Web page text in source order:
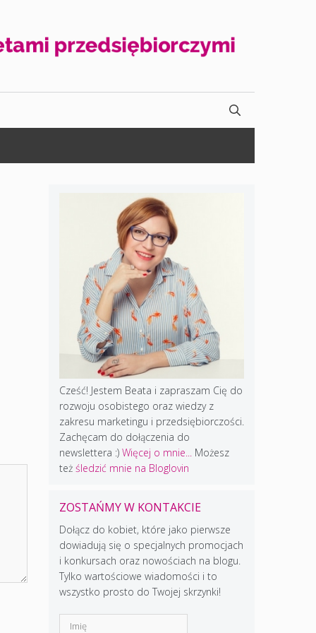
Cześć! Jestem Beata i zapraszam Cię do
rozwoju osobistego oraz wiedzy z
zakresu marketingu i przedsiębiorczości.
Zachęcam do dołączenia do
newslettera :) Więcej o mnie...
Możesz
też śledzić mnie na Bloglovin
ZOSTAŃMY W KONTAKCIE
Dołącz do kobiet, które jako pierwsze
dowiadują się o specjalnych promocjach
i konkursach oraz nowościach na blogu.
Tylko wartościowe wiadomości i to
wszystko prosto do Twojej skrzynki!